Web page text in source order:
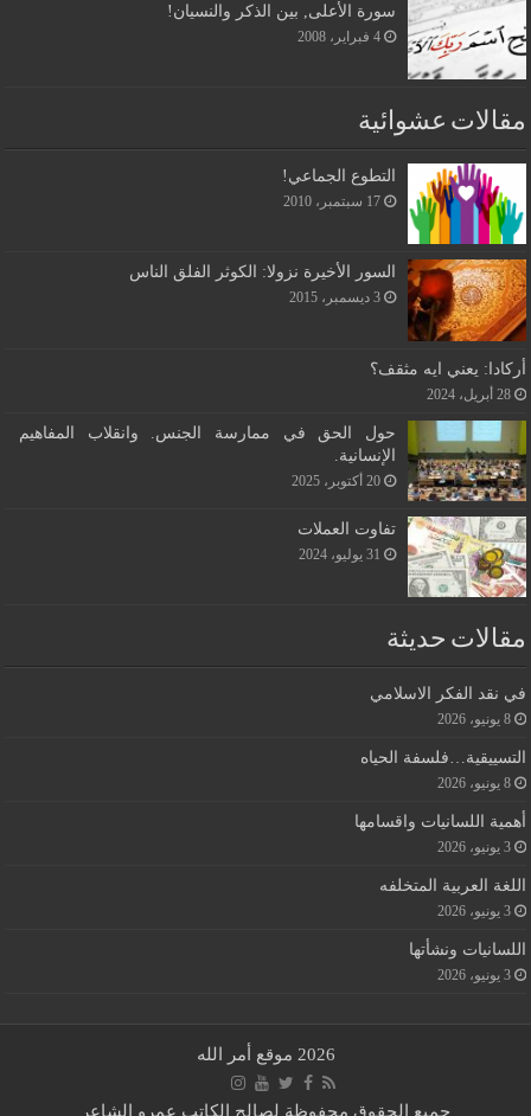
سورة الأعلى, بين الذكر والنسيان!
4 فبراير، 2008
مقالات عشوائية
التطوع الجماعي!
17 سبتمبر، 2010
السور الأخيرة نزولا: الكوثر الفلق الناس
3 ديسمبر، 2015
أركادا: يعني ايه مثقف؟
28 أبريل، 2024
حول الحق في ممارسة الجنس. وانقلاب المفاهيم
الإنسانية.
20 أكتوبر، 2025
تفاوت العملات
31 يوليو، 2024
مقالات حديثة
في نقد الفكر الاسلامي
8 يونيو، 2026
التسييقية…فلسفة الحياه
8 يونيو، 2026
أهمية اللسانيات واقسامها
3 يونيو، 2026
اللغة العربية المتخلفه
3 يونيو، 2026
اللسانيات ونشأتها
3 يونيو، 2026
2026 موقع أمر الله
جميع الحقوق محفوظة لصالح الكاتب عمرو الشاعر